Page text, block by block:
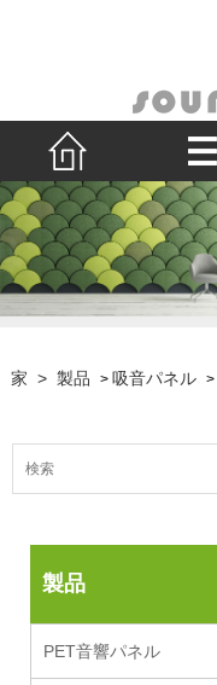
家 > 製品 > 吸音パネル >
製品
PET音響パネル